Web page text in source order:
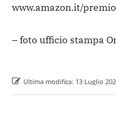
www.amazon.it/
– foto ufficio stampa
Ultima modifica: 13 Luglio